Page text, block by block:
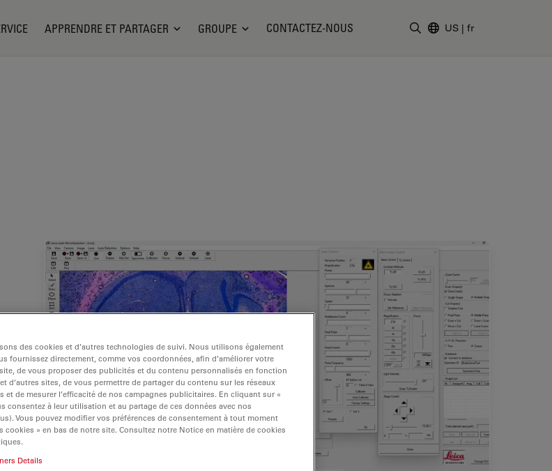
APPRENDRE ET PARTAGER GROUPE CONTACTEZ-NOUS US | fr
des cookies et d’autres technologies de suivi. Nous utilisons également
fournissez directement, comme vos coordonnées, afin d’améliorer votre
de vous proposer des publicités et du contenu personnalisés en fonction
d’autres sites, de vous permettre de partager du contenu sur les réseaux
et de mesurer l’efficacité de nos campagnes publicitaires. En cliquant sur «
consentez à leur utilisation et au partage de ces données avec nos
Vous pouvez modifier vos préférences de consentement à tout moment
cookies » en bas de notre site. Consultez notre Notice en matière de cookies
Details